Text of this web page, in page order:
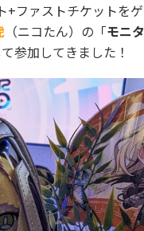
+ファストチケットを
（ニコたん）の「モニ
参加してきました！